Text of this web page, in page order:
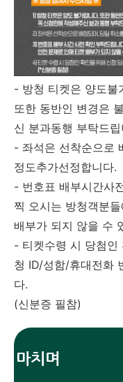
- 방청 티켓은 양도불
또한 동반인 변경은
신 분과동행 부탁드립
- 좌석은 선착순으로
정도추가선정합니다.
- 번호표 배부시간사
찍 오시는 방청객분
배부가 되지 않을 수
- 티켓수령 시 당첨인
청 ID/성함/휴대전화
다.
(신분증 필참)
마치며